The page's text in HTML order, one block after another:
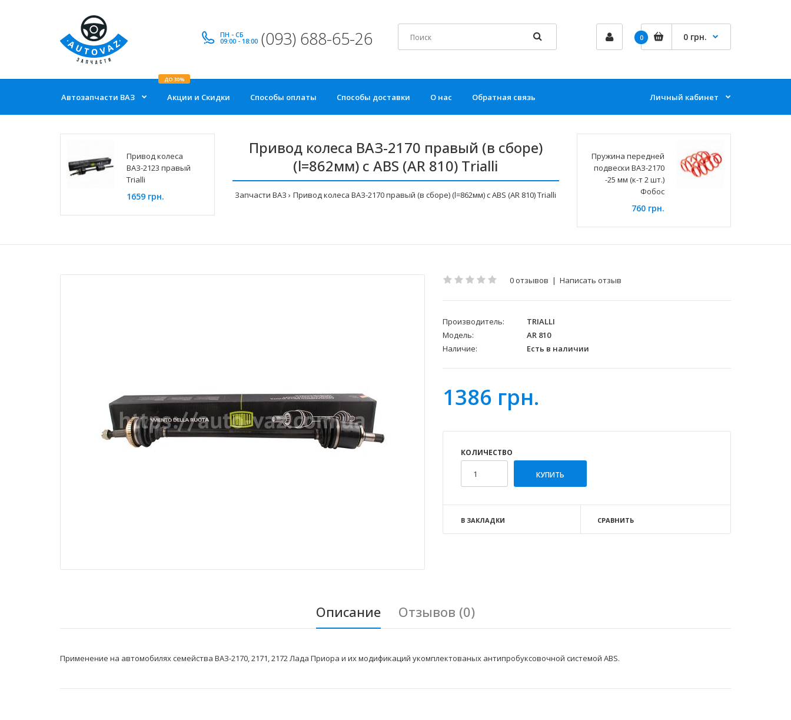
ПН - СБ
09:00 - 18:00 (093) 688-65-26 0 0 грн.
Автозапчасти ВАЗ Акции и Скидки
ДО 30%
Способы оплаты Способы доставки О нас Обратная связь Личный кабинет
Привод колеса
ВАЗ-2123 правый
Trialli
1659 грн.
Привод колеса ВАЗ-2170 правый (в сборе)
(l=862мм) c ABS (AR 810) Trialli
Запчасти ВАЗ Привод колеса ВАЗ-2170 правый (в сборе) (l=862мм) c ABS (AR 810) Trialli
Пружина передней
подвески ВАЗ-2170
-25 мм (к-т 2 шт.)
Фобос
760 грн.
0 отзывов | Написать отзыв
Производитель:
TRIALLI
Модель:
AR 810
Наличие:
Есть в наличии
1386 грн.
КОЛИЧЕСТВО
В ЗАКЛАДКИ СРАВНИТЬ
Описание Отзывов (0)
Применение на автомобилях семейства ВАЗ-2170, 2171, 2172 Лада Приора и их модификаций укомплектованых антипробуксовочной системой ABS.